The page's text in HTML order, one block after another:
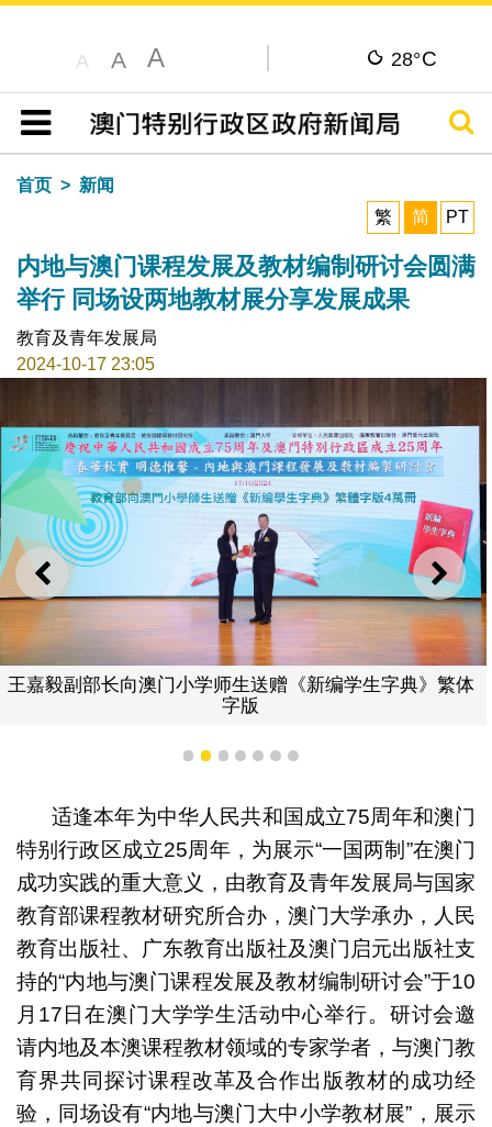
A A A 28°C
目录
搜寻
首页
新闻
繁
简 PT
内地与澳门课程发展及教材编制研讨会圆满
举行 同场设两地教材展分享发展成果
教育及青年发展局
2024-10-17 23:05
上一则 下一
王嘉毅副部长向澳门小学师生送赠《新编学生字典》繁体
字版
1 2 3 4 5 6 7
适逢本年为中华人民共和国成立75周年和澳门
特别行政区成立25周年，为展示“一国两制”在澳门
成功实践的重大意义，由教育及青年发展局与国家
教育部课程教材研究所合办，澳门大学承办，人民
教育出版社、广东教育出版社及澳门启元出版社支
持的“内地与澳门课程发展及教材编制研讨会”于10
月17日在澳门大学学生活动中心举行。研讨会邀
请内地及本澳课程教材领域的专家学者，与澳门教
育界共同探讨课程改革及合作出版教材的成功经
验，同场设有“内地与澳门大中小学教材展”，展示